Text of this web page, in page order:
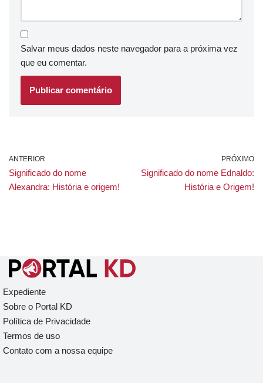
Salvar meus dados neste navegador para a próxima vez
que eu comentar.
ANTERIOR
Significado do nome
Alexandra: História e origem!
PRÓXIMO
Significado do nome Ednaldo:
História e Origem!
Expediente
Sobre o Portal KD
Política de Privacidade
Termos de uso
Contato com a nossa equipe